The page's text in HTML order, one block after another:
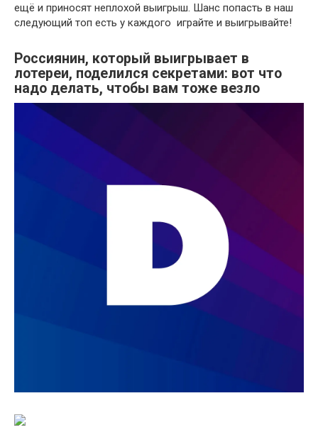
ещё и приносят неплохой выигрыш. Шанс попасть в наш
следующий топ есть у каждого  играйте и выигрывайте!
Россиянин, который выигрывает в
лотереи, поделился секретами: вот что
надо делать, чтобы вам тоже везло